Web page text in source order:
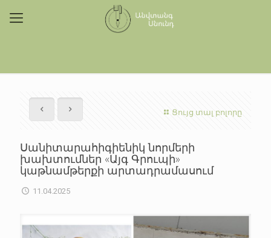
Ցույց տալ բոլորը
Սանիտարահիգիենիկ նորմերի
խախտումներ «Այգ Գրուպի»
կաթնամթերքի արտադրամասում
11.04.2025